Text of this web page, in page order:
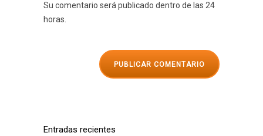
Su comentario será publicado dentro de las 24
horas.
Entradas recientes